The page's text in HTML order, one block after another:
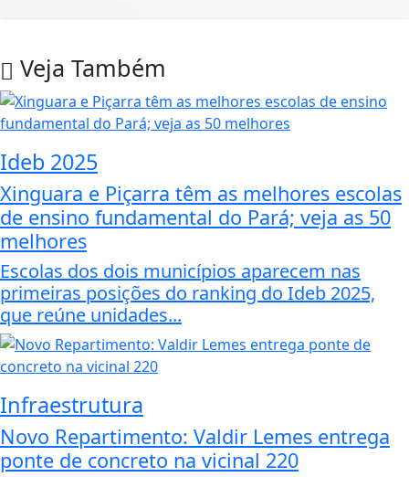
Veja Também
Ideb 2025
Xinguara e Piçarra têm as melhores escolas
de ensino fundamental do Pará; veja as 50
melhores
Escolas dos dois municípios aparecem nas
primeiras posições do ranking do Ideb 2025,
que reúne unidades...
Infraestrutura
Novo Repartimento: Valdir Lemes entrega
ponte de concreto na vicinal 220